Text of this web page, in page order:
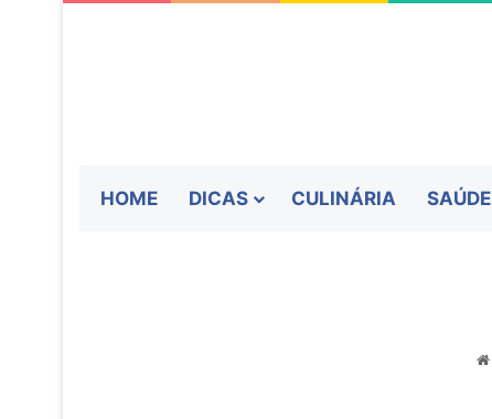
HOME DICAS CULINÁRIA SAÚDE